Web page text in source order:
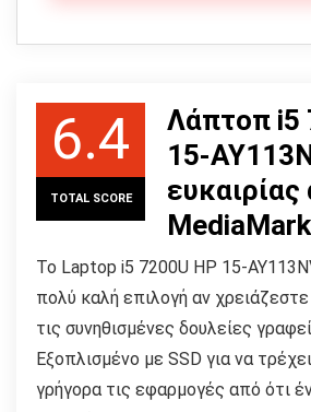
6.4
TOTAL SCORE
Λάπτοπ i5
15-
Το Laptop i5 7200U HP 15-
πολύ καλή επιλογή αν
τις συνηθισμένες δουλείες
Εξοπλισμένο με SSD για να
γρήγορα τις εφαρμογές από ότι